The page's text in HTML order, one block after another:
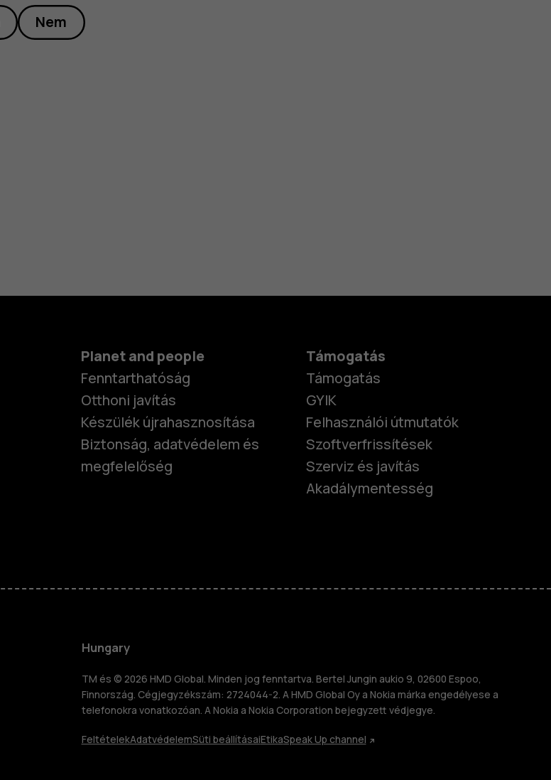
Okostelefonok
Klasszikus telefonok
Tartozékok
Táblagépek
Nem
Planet and people
Fenntarthatóság
Otthoni javítás
Készülék újrahasznosítása
Biztonság, adatvédelem és
megfelelőség
Támogatás
Támogatás
GYIK
Felhasználói útmutatók
Szoftverfrissítések
Szerviz és javítás
Akadálymentesség
Hungary
TM és © 2026 HMD Global. Minden jog fenntartva. Bertel Jungin aukio 9, 02600 Espoo,
Finnország. Cégjegyzékszám: 2724044-2. A HMD Global Oy a Nokia márka engedélyese a
telefonokra vonatkozóan. A Nokia a Nokia Corporation bejegyzett védjegye.
FeltételekAdatvédelemSüti beállításaiEtikaSpeak Up channel